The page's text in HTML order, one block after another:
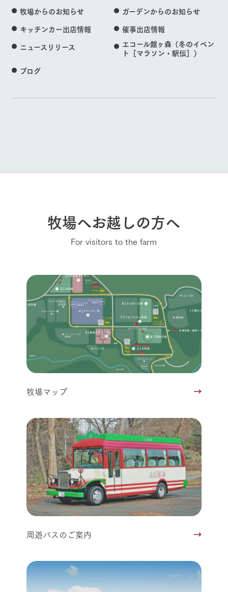
牧場からのお知らせ
ガーデンからのお知らせ
キッチンカー出店情報
催事出店情報
ニュースリリース
エコール館ヶ森（冬のイベン
ト［マラソン・駅伝］）
ブログ
牧場へお越しの方へ
For visitors to the farm
牧場マップ
周遊バスのご案内